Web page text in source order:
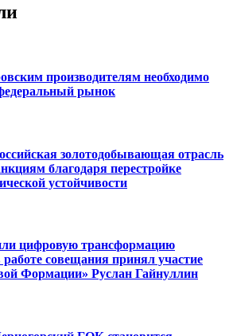
производителям необходимо
рынок
золотодобывающая отрасль
благодаря перестройке
устойчивости
цифровую трансформацию
совещания принял участие
Формации» Руслан Гайнуллин